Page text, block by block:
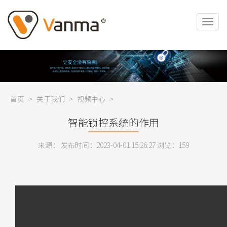
首页 > 关于我们 > 视频中心 >
智能锁控系统的作用
来源： 发布时间：2023-04-01 15:26:27 浏览： 159